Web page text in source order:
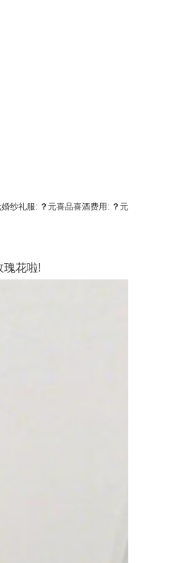
婚纱礼服: ？元喜品喜酒费用: ？元
花啦!